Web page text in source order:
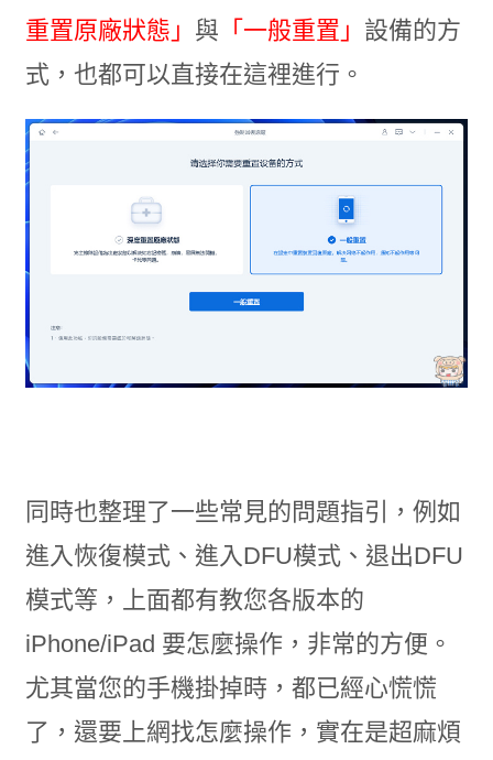
重置原廠狀態」 與 「一般重置」 設備的方
式，也都可以直接在這裡進行。
同時也整理了一些常見的問題指引，例如
進入恢復模式、進入DFU模式、退出DFU
模式等，上面都有教您各版本的
iPhone/iPad 要怎麼操作，非常的方便。
尤其當您的手機掛掉時，都已經心慌慌
了，還要上網找怎麼操作，實在是超麻煩